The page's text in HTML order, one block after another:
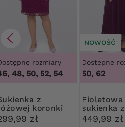
rozmiary
48, 50, 52, 54
z
koronki
zł
NOWOŚĆ
Dostępne
50, 62
Fioletowa
sukienka z
koronką i
449,99 zł